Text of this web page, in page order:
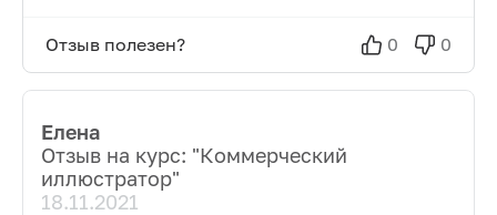
Отзыв полезен? 0 0
Елена
Отзыв на курс: "Коммерческий
иллюстратор"
18.11.2021